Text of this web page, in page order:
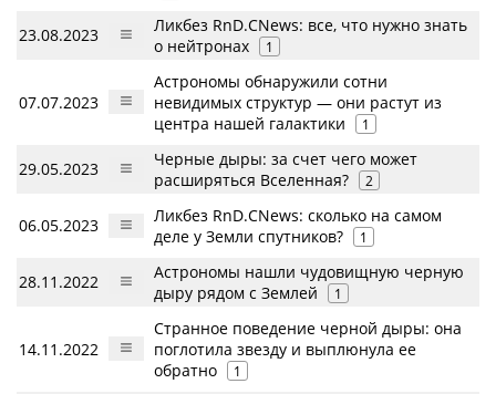
23.08.2023
Ликбез RnD.CNews: все, что нужно знать
о нейтронах
1
07.07.2023
Астрономы обнаружили сотни
невидимых структур — они растут из
центра нашей галактики
1
29.05.2023
Черные дыры: за счет чего может
расширяться Вселенная?
2
06.05.2023
Ликбез RnD.CNews: сколько на самом
деле у Земли спутников?
1
28.11.2022
Астрономы нашли чудовищную черную
дыру рядом с Землей
1
14.11.2022
Странное поведение черной дыры: она
поглотила звезду и выплюнула ее
обратно
1